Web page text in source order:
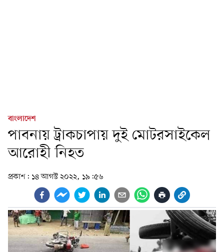
বাংলাদেশ
পাবনায় ট্রাকচাপায় দুই মোটরসাইকেল
আরোহী নিহত
প্রকাশ: ১৪ আগস্ট ২০২২, ১৯:৫৬